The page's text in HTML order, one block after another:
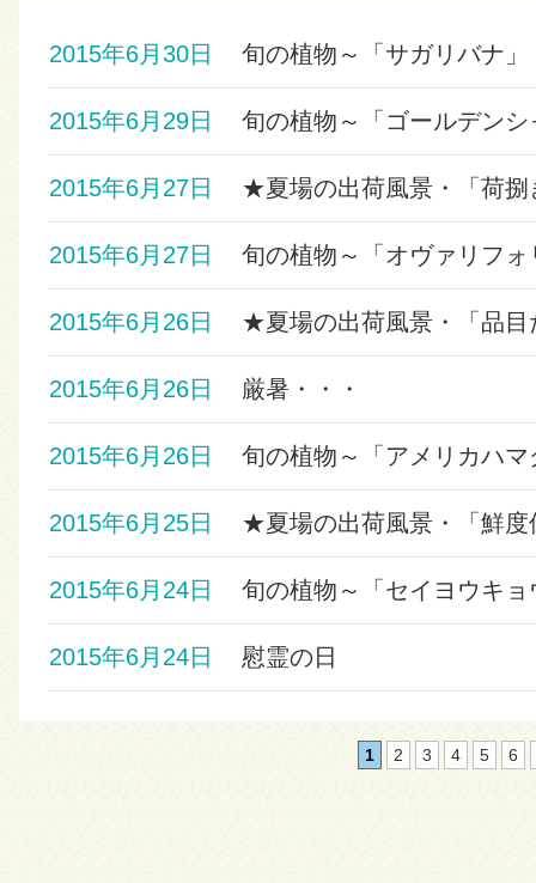
2015年6月30日 旬の植物～「サガリバナ」
2015年6月29日 旬の植物～「ゴールデンシ
2015年6月27日 ★夏場の出荷風景・「荷捌
2015年6月27日 旬の植物～「オヴァリフォ
2015年6月26日 ★夏場の出荷風景・「品目
2015年6月26日 厳暑・・・
2015年6月26日 旬の植物～「アメリカハマ
2015年6月25日 ★夏場の出荷風景・「鮮度
2015年6月24日 旬の植物～「セイヨウキョ
2015年6月24日 慰霊の日
1 2 3 4 5 6